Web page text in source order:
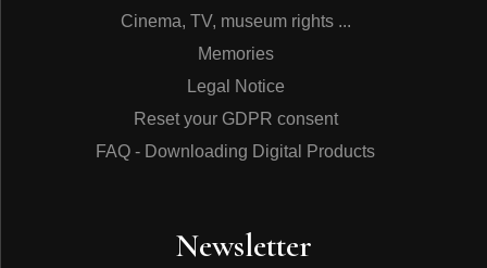
Cinema, TV, museum rights ...
Memories
Legal Notice
Reset your GDPR consent
FAQ - Downloading Digital Products
Newsletter